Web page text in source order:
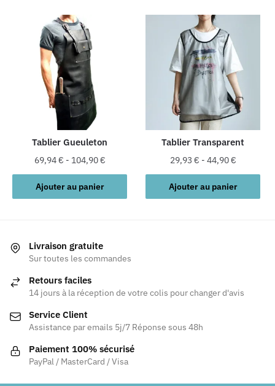
plusieurs
variations.
Les
options
peuvent
être
choisies
la
page
produit
plusieurs
variations.
Les
options
peuvent
être
choisies
sur
la
page
produit
Tablier Gueuleton
69,94€ - 104,90€
Ajouter au panier
Tablier Transparent
29,93 € - 44,90€
Ajouter au panier
Livraison gratuite
Sur toutes les commandes
Retours faciles
14 jours à la réception de votre colis pour changer d'avis
Service Client
Assistance par emails 5j/7 Réponse sous 48h
Paiement 100% sécurisé
PayPal / MasterCard / Visa